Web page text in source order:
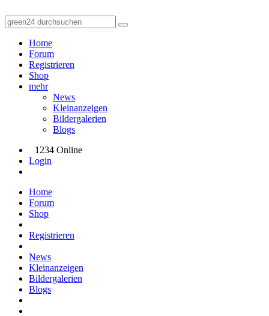
Home
Forum
Registrieren
Shop
mehr
News
Kleinanzeigen
Bildergalerien
Blogs
1234 Online
Login
Home
Forum
Shop
Registrieren
News
Kleinanzeigen
Bildergalerien
Blogs